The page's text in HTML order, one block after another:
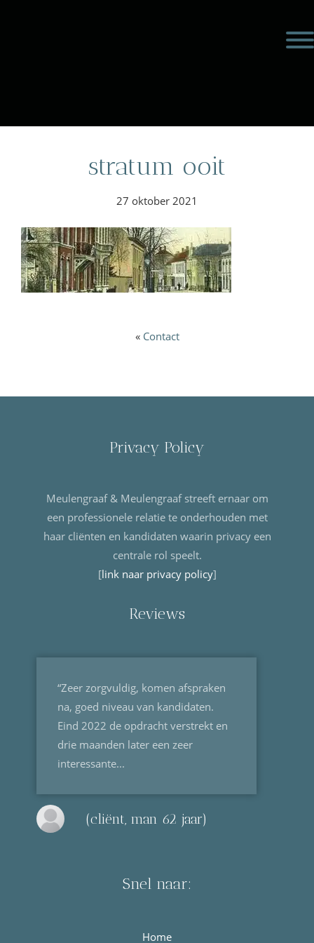
stratum ooit
27 oktober 2021
« Contact
Privacy Policy
Meulengraaf & Meulengraaf streeft ernaar om
een professionele relatie te onderhouden met
haar cliënten en kandidaten waarin privacy een
centrale rol speelt.
[link naar privacy policy]
Reviews
“Zeer zorgvuldig, komen afspraken
na, goed niveau van kandidaten.
Eind 2022 de opdracht verstrekt en
drie maanden later een zeer
interessante...
(cliënt, man 62 jaar)
Snel naar:
Home